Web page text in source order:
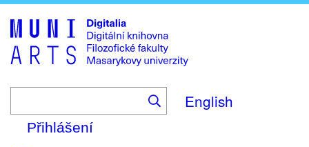
to
main
content
English
Přihlášení